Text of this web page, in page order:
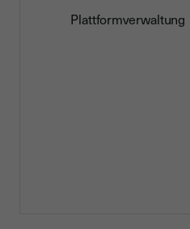
Plattformverwaltung